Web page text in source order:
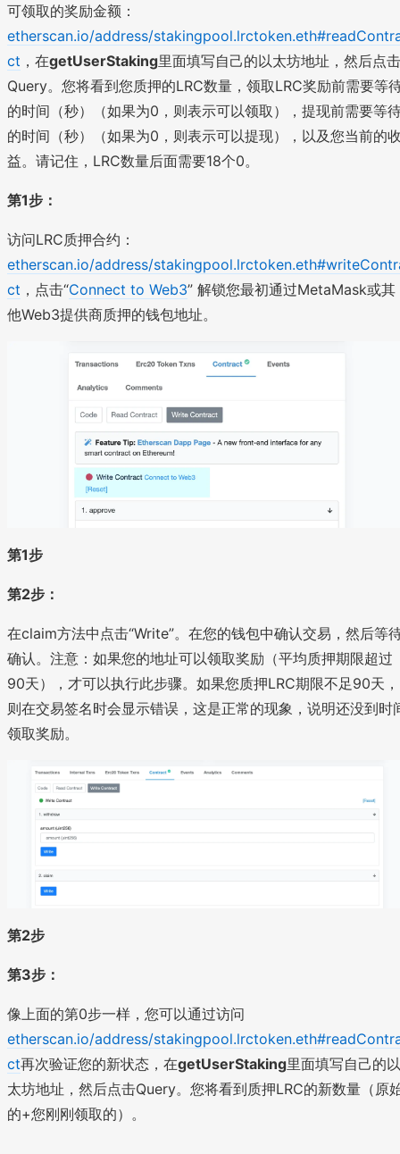
可领取的奖励金额：
etherscan.io/address/
ct ，在getUserStaking里面填写自己的以太坊地址，然后点击
Query。您将看到您质押的LRC数量，领取LRC奖励前需要等
的时间（秒）（如果为0，则表示可以领取），提现前需要等
的时间（秒）（如果为0，则表示可以提现），以及您当前的
益。请记住，LRC数量后面需要18个0。
第1步：
访问LRC质押合约：
etherscan.io/address/
ct ，点击“Connect to Web3” 解锁您最初通过MetaMask或其
他Web3提供商质押的钱包地址。
第1步
第2步：
在claim方法中点击“Write”。在您的钱包中确认交易，然后等
确认。注意：如果您的地址可以领取奖励（平均质押期限超过
90天），才可以执行此步骤。如果您质押LRC期限不足90天，
则在交易签名时会显示错误，这是正常的现象，说明还没到时
领取奖励。
第2步
第3步：
像上面的第0步一样，您可以通过访问
etherscan.io/address/
ct再次验证您的新状态，在getUserStaking里面填写自己的以
太坊地址，然后点击Query。您将看到质押LRC的新数量（原
的+您刚刚领取的）。